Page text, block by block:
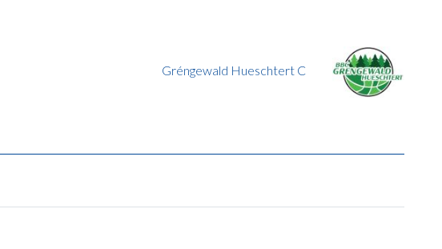
Gréngewald Hueschtert C